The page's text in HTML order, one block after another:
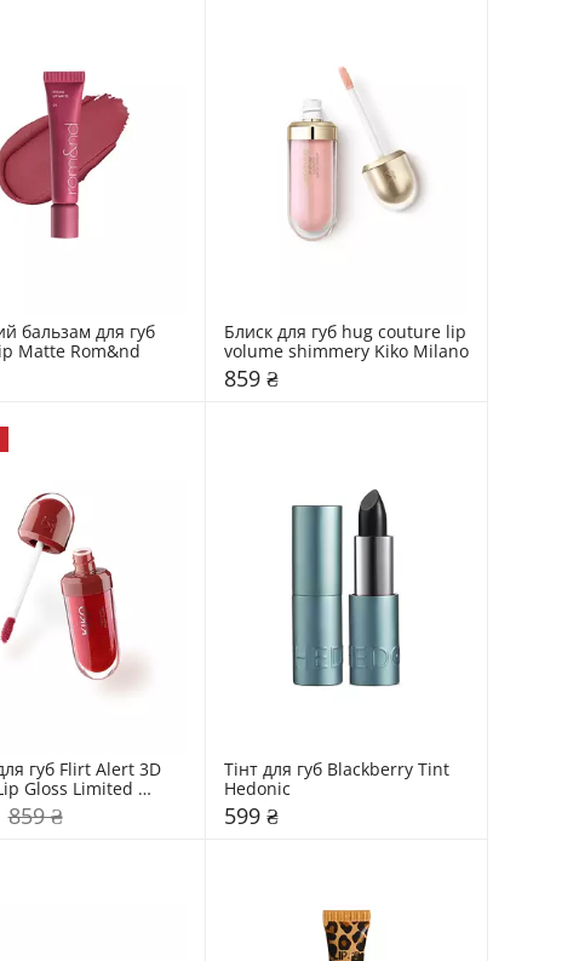
бальзам для губ
Блиск для губ hug couture lip
volume shimmery Kiko Milano
859 ₴
губ Flirt Alert 3D
Gloss Limited
Milano
859 ₴
Тінт для губ Blackberry Tint
Hedonic
599 ₴